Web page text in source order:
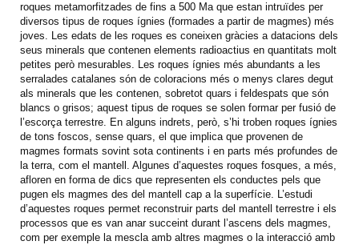
roques metamorfitzades de fins a 500 Ma que estan intruïdes per
diversos tipus de roques ígnies (formades a partir de magmes) més
joves. Les edats de les roques es coneixen gràcies a datacions dels
seus minerals que contenen elements radioactius en quantitats molt
petites però mesurables. Les roques ígnies més abundants a les
serralades catalanes són de coloracions més o menys clares degut
als minerals que les contenen, sobretot quars i feldespats que són
blancs o grisos; aquest tipus de roques se solen formar per fusió de
l’escorça terrestre. En alguns indrets, però, s’hi troben roques ígnies
de tons foscos, sense quars, el que implica que provenen de
magmes formats sovint sota continents i en parts més profundes de
la terra, com el mantell. Algunes d’aquestes roques fosques, a més,
afloren en forma de dics que representen els conductes pels que
pugen els magmes des del mantell cap a la superfície. L’estudi
d’aquestes roques permet reconstruir parts del mantell terrestre i els
processos que es van anar succeint durant l’ascens dels magmes,
com per exemple la mescla amb altres magmes o la interacció amb